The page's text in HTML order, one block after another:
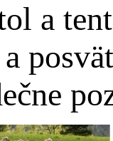
a